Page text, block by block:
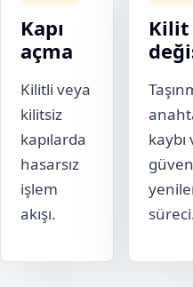
Kapı
açma
Kilitli veya
kilitsiz
kapılarda
hasarsız
işlem
akışı.
Kilit
kaybı